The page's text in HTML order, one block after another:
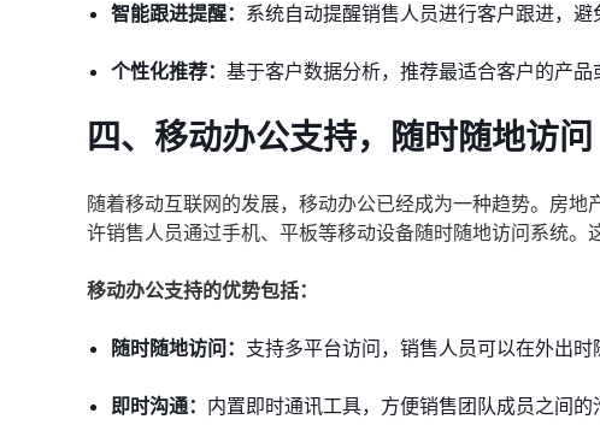
智能跟进提醒： 系统自动提醒销售人员进行客户跟进，避
个性化推荐： 基于客户数据分析，推荐最适合客户的产品
四、移动办公支持，随时随地访问
随着移动互联网的发展，移动办公已经成为一种趋势。房
许销售人员通过手机、平板等移动设备随时随地访问系统。
移动办公支持的优势包括：
随时随地访问： 支持多平台访问，销售人员可以在外出时
即时沟通： 内置即时通讯工具，方便销售团队成员之间的